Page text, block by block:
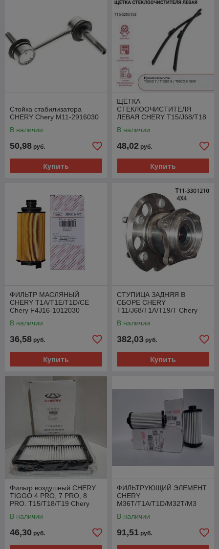
Стойка стабилизатора
CHERY Chery M11-2916030
В наличии
50,98 руб.
Купить
ЩЁТКА
СТЕКЛООЧИСТИТЕЛЯ
ЛЕВАЯ CHERY T15/J68/T18
В наличии
48,02 руб.
Купить
ФИЛЬТР МАСЛЯНЫЙ
CHERY T1A/T1E/T1D/CE
Chery F4J16-1012030
В наличии
36,58 руб.
Купить
СТУПИЦА ЗАДНЯЯ В
СБОРЕ CHERY
T11/J68/T1A/T19/T Chery
В наличии
382,03 руб.
Купить
Фильтр воздушный CHERY
TIGGO 4 PRO, 7 PRO, 8
PRO. T15/T18/T19 Chery
В наличии
46,30 руб.
ФИЛЬТРУЮЩИЙ ЭЛЕМЕНТ
CHERY
M36T/T1A/T1D/M32T/M3
В наличии
91,51 руб.